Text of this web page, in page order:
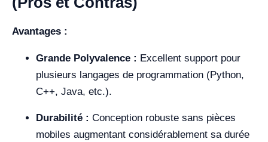
Avantages :
Grande Polyvalence : Excellent support pour
plusieurs langages de programmation (Python,
C++, Java, etc.).
Durabilité : Conception robuste sans pièces
mobiles augmentant considérablement sa durée